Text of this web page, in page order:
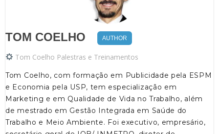
TOM COELHO AUTHOR
Tom Coelho Palestras e Treinamentos
Tom Coelho, com formação em Publicidade pela ESPM
e Economia pela USP, tem especialização em
Marketing e em Qualidade de Vida no Trabalho, além
de mestrado em Gestão Integrada em Saúde do
Trabalho e Meio Ambiente. Foi executivo, empresário,